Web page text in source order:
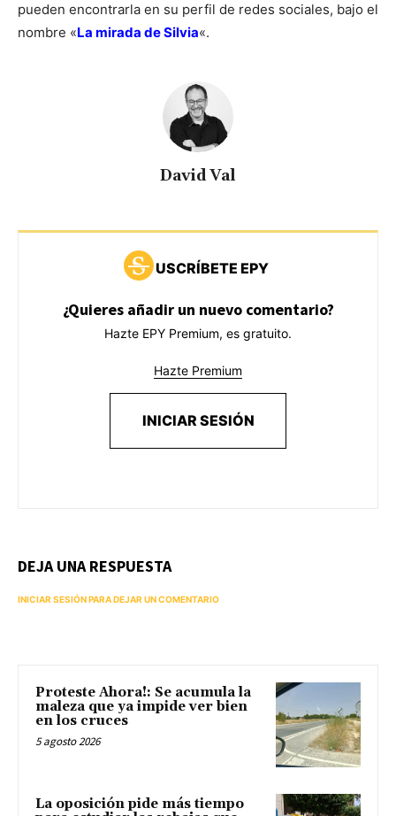
pueden encontrarla en su perfil de redes sociales, bajo el
nombre «La mirada de Silvia«.
David Val
USCRÍBETE EPY
¿Quieres añadir un nuevo comentario?
Hazte EPY Premium, es gratuito.
Hazte Premium
INICIAR SESIÓN
DEJA UNA RESPUESTA
INICIAR SESIÓN PARA DEJAR UN COMENTARIO
Proteste Ahora!: Se acumula la
maleza que ya impide ver bien
en los cruces
5 agosto 2026
La oposición pide más tiempo